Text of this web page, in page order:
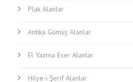
Plak Alanlar
Antika Gümüş Alanlar
El Yazma Eser Alanlar
Hilye-i Şerif Alanlar